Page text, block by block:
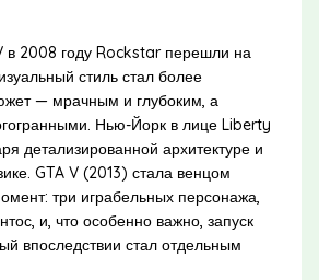
в 2008 году Rockstar перешли на
стиль стал более
— мрачным и глубоким, а
Нью-Йорк в лице Liberty
детализированной архитектуре и
GTA V (2013) стала венцом
три играбельных персонажа,
и, что особенно важно, запуск
впоследствии стал отдельным